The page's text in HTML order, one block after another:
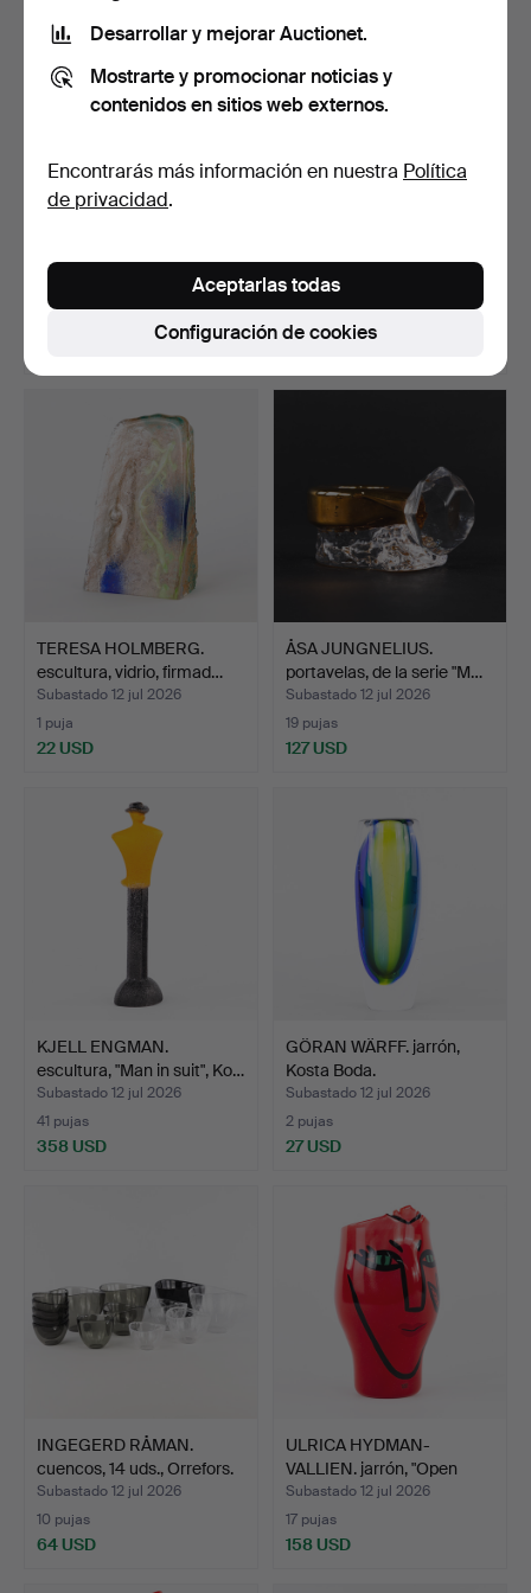
esculturas, 2 uds., "Flax", …
de vidrio en sop…
Subastado 12 jul 2026
18 pujas
TERESA HOLMBERG.
escultura, vidrio, firmad…
Subastado 12 jul 2026
1 puja
22 USD
ÅSA JUNGNELIUS.
portavelas, de la serie "M…
Subastado 12 jul 2026
19 pujas
127 USD
KJELL ENGMAN.
escultura, "Man in suit", Ko…
Subastado 12 jul 2026
41 pujas
358 USD
GÖRAN WÄRFF. jarrón,
Kosta Boda.
Subastado 12 jul 2026
2 pujas
27 USD
INGEGERD RÅMAN.
cuencos, 14 uds., Orrefors.
Subastado 12 jul 2026
10 pujas
64 USD
ULRICA HYDMAN-
VALLIEN. jarrón, "Open
Minds…
Subastado 12 jul 2026
17 pujas
158 USD
Desarrollar y mejorar Auctionet.
Mostrarte y promocionar noticias y
contenidos en sitios web externos.
Encontrarás más información en nuestra Política
de privacidad.
Configuración de cookies
Aceptarlas todas